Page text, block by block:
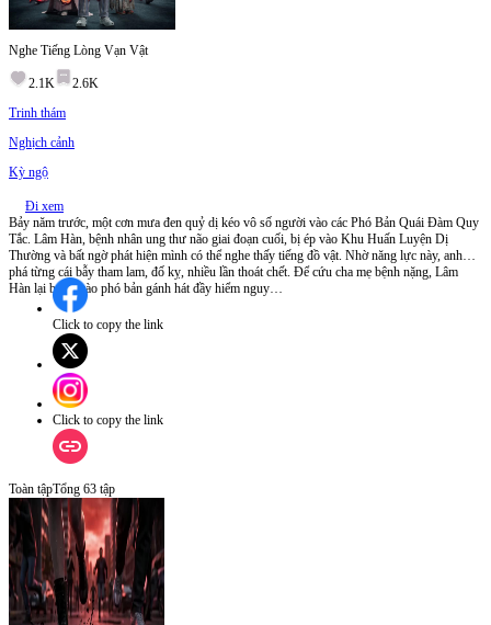
Nghe Tiếng Lòng Vạn Vật
2.1K
2.6K
Trinh thám
Nghịch cảnh
Kỳ ngộ
Đi xem
Bảy năm trước, một cơn mưa đen quỷ dị kéo vô số người vào các Phó Bản Quái Đàm Quy
Tắc. Lâm Hàn, bệnh nhân ung thư não giai đoạn cuối, bị ép vào Khu Huấn Luyện Dị
Thường và bất ngờ phát hiện mình có thể nghe thấy tiếng đồ vật. Nhờ năng lực này, anh
phá từng cái bẫy tham lam, đố kỵ, nhiều lần thoát chết. Để cứu cha mẹ bệnh nặng, Lâm
Hàn lại bước vào phó bản gánh hát đầy hiểm nguy…
Click to copy the link
Click to copy the link
Toàn tậpTổng 63 tập